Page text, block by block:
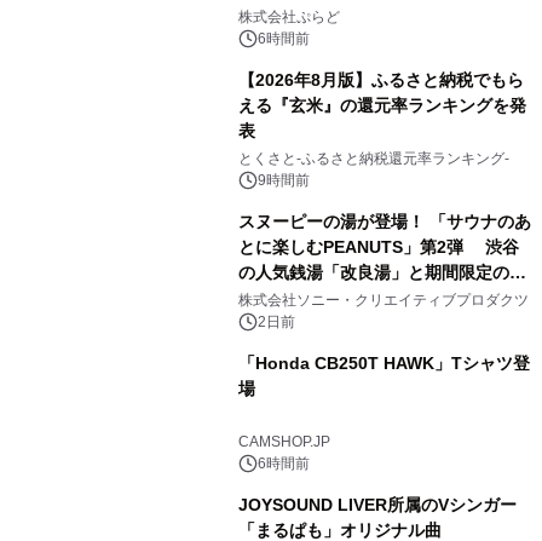
プール グランピングとトレーラーハウ
スの2施設で
株式会社ぷらど
6時間前
【2026年8月版】ふるさと納税でもら
える『玄米』の還元率ランキングを発
表
とくさと-ふるさと納税還元率ランキング-
9時間前
スヌーピーの湯が登場！ 「サウナのあ
とに楽しむPEANUTS」第2弾 渋谷
の人気銭湯「改良湯」と期間限定のコ
ラボレーション サウナイキタイコラ
ボグッズも発売決定！
株式会社ソニー・クリエイティブプロダクツ
2日前
「Honda CB250T HAWK」Tシャツ登
場
CAMSHOP.JP
6時間前
JOYSOUND LIVER所属のVシンガー
「まるぱも」オリジナル曲